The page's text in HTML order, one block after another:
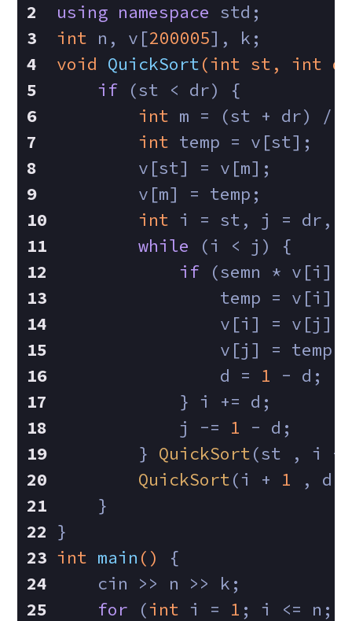
using namespace std;
int n, v[200005], k;
void QuickSort(int st, int
if (st < dr) {
int m = (st + dr) /
int temp = v[st];
        v[st] = v[m];
        v[m] = temp;
int i = st, j = dr,
while (i < j) {
if (semn * v[i]
temp =
                v[i] = v[j];
                v[j] = temp;
                d =
1 - d;
            } i += d;
            j -=
1 - d;
        }
QuickSort(st , i
QuickSort(i + 1 , dr
    }
}
int main ()
{
    cin >> n >> k;
for (int i = 1 ; i <= n;